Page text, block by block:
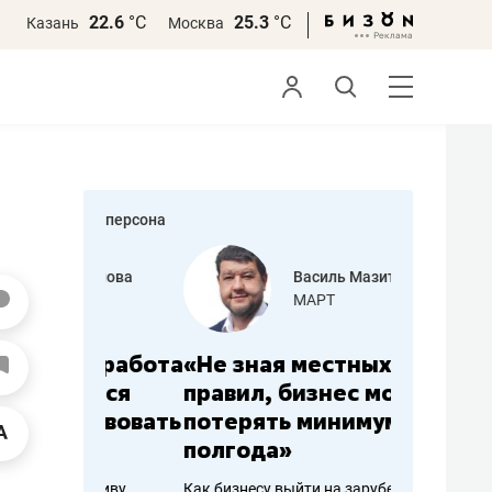
Казань 22.6 °С Москва 25.3 °С
персона
работа
Василь Мазитов
МАРТ
«Не зная местных
правил, бизнес может
потерять минимум
полгода»